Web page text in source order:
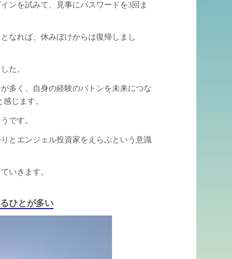
ンを試みて、見事にパスワードを3回ま
なれば、休みぼけからは復帰しまし
た。
多く、自身の経験のバトンを未来につな
じます。
です。
とエンジェル投資家をえらぶという意識
いきます。
ひとが多い